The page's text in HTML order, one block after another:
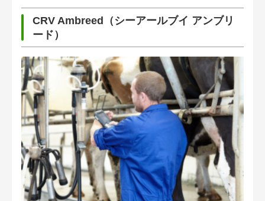
CRV Ambreed（シーアールブイ アンブリ
ード）